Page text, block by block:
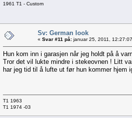
1961 T1 - Custom
Sv: German look
« Svar #11 på: januar 25, 2011,
Hun kom inn i garasjen når jeg holdt på å
Tror det vil lukte mindre i stekeovnen ! Litt
har jeg tid til å lufte ut før hun kommer hjem
T1 1963
T1 1974 -03